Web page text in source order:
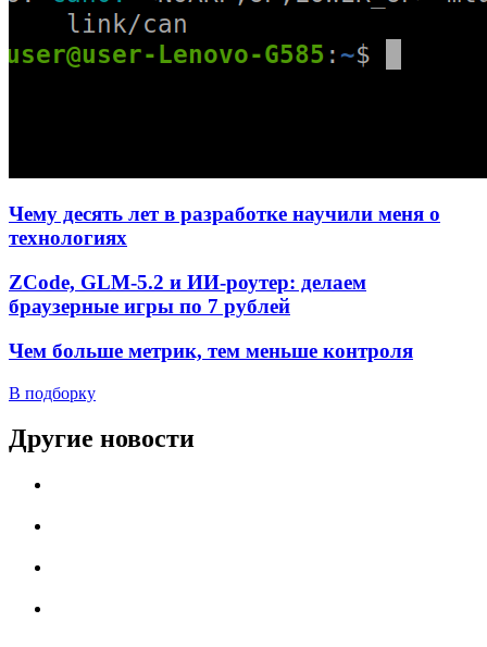
Чему десять лет в разработке научили меня о
технологиях
ZCode, GLM-5.2 и ИИ-роутер: делаем
браузерные игры по 7 рублей
Чем больше метрик, тем меньше контроля
В подборку
Другие новости